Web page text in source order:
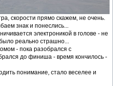
скорости прямо скажем, не очень.
знак и понеслись...
электроникой в голове - не
реально страшно...
- пока разобрался с
до финиша - время кончилось -
понимание, стало веселее и